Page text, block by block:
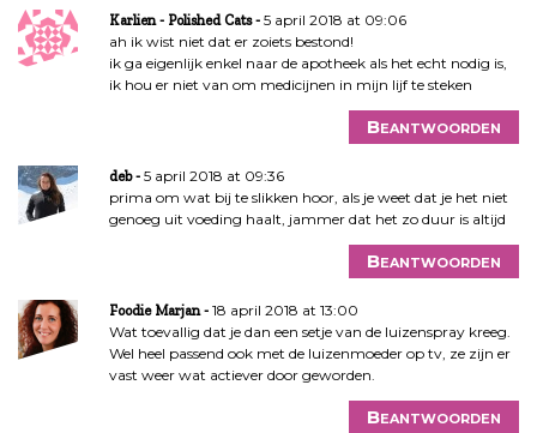
Karlien - Polished Cats
5 april 2018 at 09:06
ah ik wist niet dat er zoiets bestond!
ik ga eigenlijk enkel naar de apotheek als het echt nodig is,
ik hou er niet van om medicijnen in mijn lijf te steken
Beantwoorden
deb
5 april 2018 at 09:36
prima om wat bij te slikken hoor, als je weet dat je het niet
genoeg uit voeding haalt, jammer dat het zo duur is altijd
Beantwoorden
Foodie Marjan
18 april 2018 at 13:00
Wat toevallig dat je dan een setje van de luizenspray kreeg.
Wel heel passend ook met de luizenmoeder op tv, ze zijn er
vast weer wat actiever door geworden.
Beantwoorden